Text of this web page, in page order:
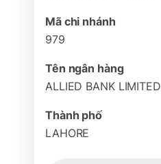
Mã chi nhánh
979
Tên ngân hàng
ALLIED BANK LIMITED
Thành phố
LAHORE